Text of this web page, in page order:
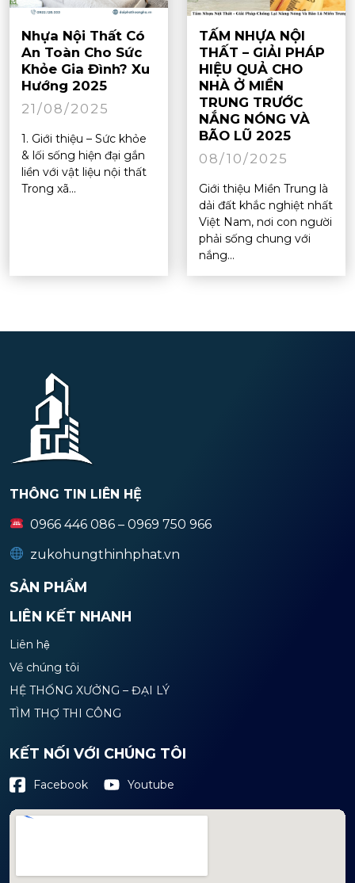
Nhựa Nội Thất Có
An Toàn Cho Sức
Khỏe Gia Đình? Xu
Hướng 2025
21/08/2025
1. Giới thiệu – Sức khỏe
& lối sống hiện đại gắn
liền với vật liệu nội thất
Trong xã...
TẤM NHỰA NỘI
THẤT – GIẢI PHÁP
HIỆU QUẢ CHO
NHÀ Ở MIỀN
TRUNG TRƯỚC
NẮNG NÓNG VÀ
BÃO LŨ 2025
08/10/2025
Giới thiệu Miền Trung là
dải đất khắc nghiệt nhất
Việt Nam, nơi con người
phải sống chung với
nắng...
THÔNG TIN LIÊN HỆ
0966 446 086 – 0969 750 966
zukohungthinhphat.vn
SẢN PHẨM
LIÊN KẾT NHANH
Liên hệ
Về chúng tôi
HỆ THỐNG XƯỞNG – ĐẠI LÝ
TÌM THỢ THI CÔNG
KẾT NỐI VỚI CHÚNG TÔI
Facebook Youtube